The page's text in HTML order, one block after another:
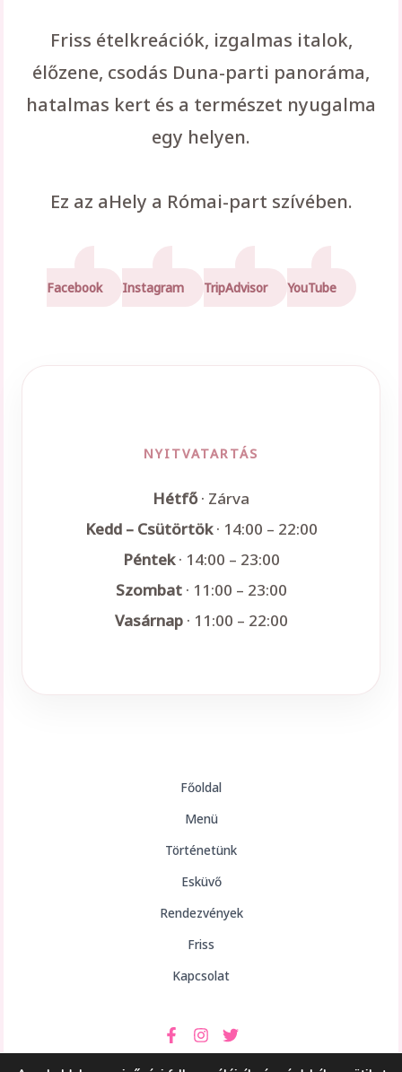
Friss ételkreációk, izgalmas italok,
élőzene, csodás Duna-parti panoráma,
hatalmas kert és a természet nyugalma
egy helyen.
Ez az aHely a Római-part szívében.
Facebook Instagram TripAdvisor YouTube
NYITVATARTÁS
Hétfő· Zárva
Kedd – Csütörtök· 14:00 – 22:00
Péntek· 14:00 – 23:00
Szombat· 11:00 – 23:00
Vasárnap· 11:00 – 22:00
Főoldal
Menü
Történetünk
Esküvő
Rendezvények
Friss
Kapcsolat